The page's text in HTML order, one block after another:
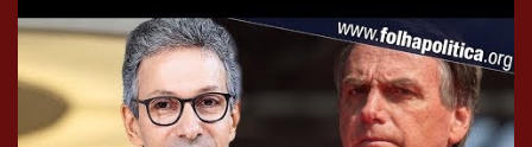
Executiva Nacional do PSDB (Valter Campanato/Agência Brasil) O
texto também põe fim a um mistério: três fontes confirmaram à
revista que o codinome “santo” que aparece em planilhas da
empreiteira refere-se ao governador de São Paulo, Geraldo
Alckmin (PSDB) — nenhum deles, no entanto, disse ter negociado